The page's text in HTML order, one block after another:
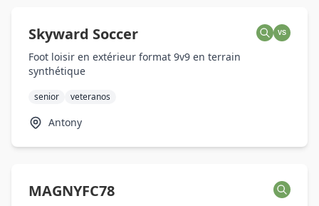
Skyward Soccer VS
Foot loisir en extérieur format 9v9 en terrain
synthétique
senior veteranos
Antony
MAGNYFC78